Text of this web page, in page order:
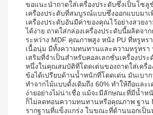
ขอแนะนำถาดใส่เครื่องประดับซึ่งเป็นโซลู
เครื่องประดับที่สมบูรณ์แบบซึ่งออกแบบมาเ
เครื่องประดับอันมีค่าของคุณไว้อย่างสวยง
ได้ง่าย ถาดใส่กล่องเครื่องประดับนี้ผลิตจา
ระหว่าง MDF คุณภาพสูง หนัง PU ที่หรูหร
เนื้อนุ่ม มีทั้งความทนทานและความหรูหรา
เสริมที่จำเป็นสำหรับคอลเลกชั่นเครื่องประ
หนึ่งในคุณสมบัติที่โดดเด่นของถาดใส่เครื่
ข้อได้เปรียบด้านน้ำหนักที่โดดเด่น มันเบาก
ทำจากไม้แบบดั้งเดิมถึง 60% ทำให้ถือและ
ง่ายอย่างไม่น่าเชื่อ แม้จะมีลักษณะที่มีน้ำห
ก็ไม่ลดทอนความทนทานหรือคุณภาพ ฐาน
รากฐานที่แข็งแกร่ง ในขณะที่ด้านนอกเป็น